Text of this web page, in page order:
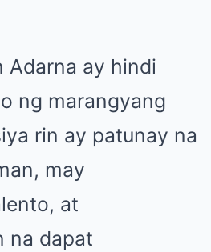
Adarna ay hindi
ng marangyang
rin ay patunay na
may
at
na dapat